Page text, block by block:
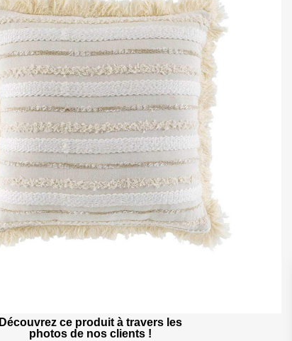
Découvrez ce produit à travers les
photos de nos clients !